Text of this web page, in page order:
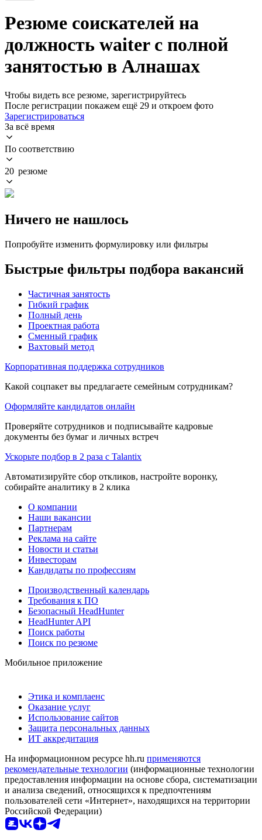
Резюме соискателей на
должность waiter с полной
занятостью в Алнашах
Чтобы видеть все резюме, зарегистрируйтесь
После регистрации покажем ещё 29 и откроем фото
Зарегистрироваться
За всё время
По соответствию
20 резюме
Ничего не нашлось
Попробуйте изменить формулировку или фильтры
Быстрые фильтры подбора вакансий
Частичная занятость
Гибкий график
Полный день
Проектная работа
Сменный график
Вахтовый метод
Корпоративная поддержка сотрудников
Какой соцпакет вы предлагаете семейным сотрудникам?
Оформляйте кандидатов онлайн
Проверяйте сотрудников и подписывайте кадровые
документы без бумаг и личных встреч
Ускорьте подбор в 2 раза с Talantix
Автоматизируйте сбор откликов, настройте воронку,
собирайте аналитику в 2 клика
О компании
Наши вакансии
Партнерам
Реклама на сайте
Новости и статьи
Инвесторам
Кандидаты по профессиям
Производственный календарь
Требования к ПО
Безопасный HeadHunter
HeadHunter API
Поиск работы
Поиск по резюме
Мобильное приложение
Этика и комплаенс
Оказание услуг
Использование сайтов
Защита персональных данных
ИТ аккредитация
На информационном ресурсе hh.ru применяются
рекомендательные технологии (информационные технологии
предоставления информации на основе сбора, систематизации
и анализа сведений, относящихся к предпочтениям
пользователей сети «Интернет», находящихся на территории
Российской Федерации)